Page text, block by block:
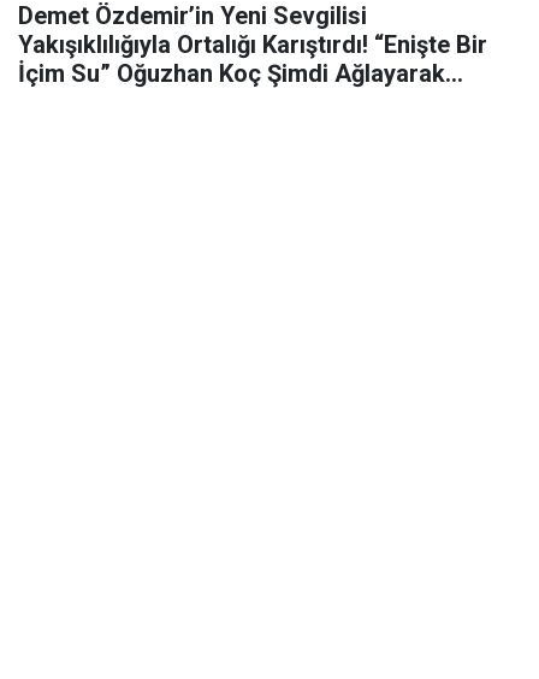
Demet Özdemir’in Yeni Sevgilisi
Yakışıklılığıyla Ortalığı Karıştırdı! “Enişte Bir
İçim Su” Oğuzhan Koç Şimdi Ağlayarak